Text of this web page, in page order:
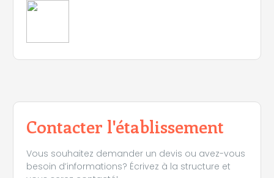
Contacter l'établissement
Vous souhaitez demander un devis ou avez-vous
besoin d’informations? Écrivez à la structure et